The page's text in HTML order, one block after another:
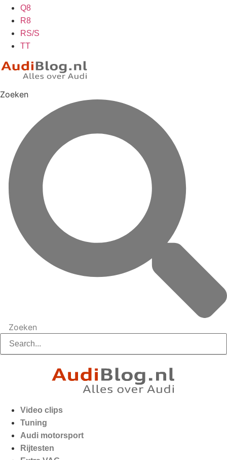
Q8
R8
RS/S
TT
Zoeken
Zoeken
Video clips
Tuning
Audi motorsport
Rijtesten